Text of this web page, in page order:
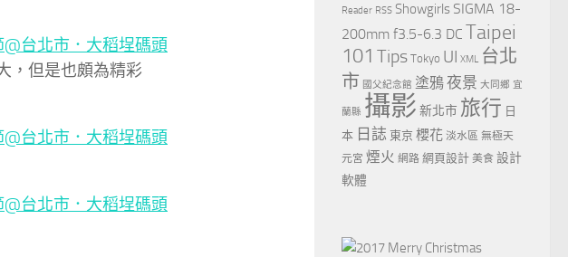
，但是也頗為精彩
Reader RSS Showgirls SIGMA 18-
200mm f3.5-6.3 DC Taipei
101 Tips Tokyo UI XML 台北
市 國父紀念館 塗鴉夜景 大同鄉 宜
蘭縣 攝影 新北市 旅行 日
本 日誌 東京 櫻花 淡水區 無極天
元宮 煙火 網路 網頁設計 美食 設計
軟體